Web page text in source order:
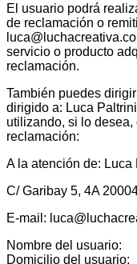
El usuario podrá
de reclamación o
servicio o producto
reclamación.
También puedes
dirigido a: Luca
utilizando, si lo
reclamación:
A la atención de: Luca
C/ Garibay 5, 4A
E-mail:
Nombre del usuario:
Domicilio del usuario: